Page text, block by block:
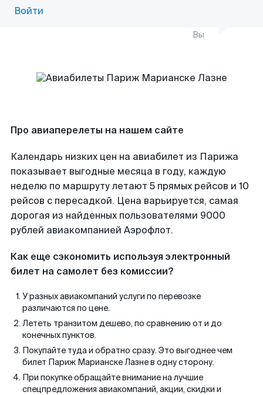
Войти
Вы
Про авиаперелеты на нашем сайте
Календарь низких цен на авиабилет из Парижа
показывает выгодные месяца в году, каждую
неделю по маршруту летают 5 прямых рейсов и 10
рейсов с пересадкой. Цена варьируется, самая
дорогая из найденных пользователями 9000
рублей авиакомпанией Аэрофлот.
Как еще сэкономить используя электронный
билет на самолет без комиссии?
У разных авиакомпаний услуги по перевозке
различаются по цене.
Лететь транзитом дешево, по сравнению от и до
конечных пунктов.
Покупайте туда и обратно сразу. Это выгоднее чем
билет Париж Марианске Лазне в одну сторону.
При покупке обращайте внимание на лучшие
спецпредложения авиакомпаний, акции, скидки и